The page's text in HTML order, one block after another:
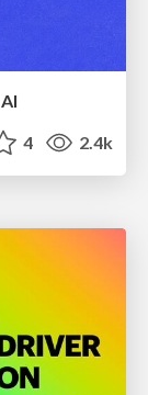
4 2.4k